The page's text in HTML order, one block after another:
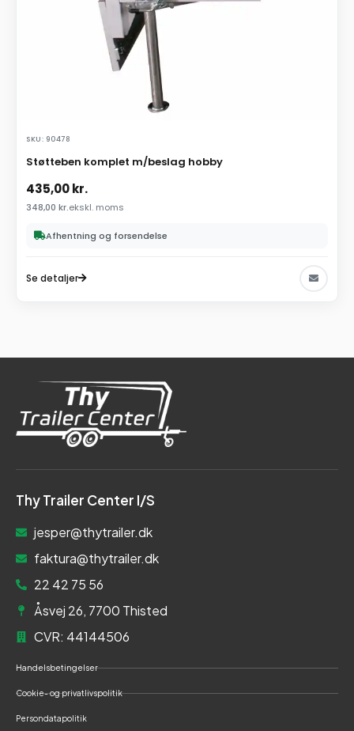
SKU: 90478
Støtteben komplet m/beslag hobby
435,00kr.
348,00 kr.ekskl. moms
Afhentning og forsendelse
Se detaljer
Thy Trailer Center I/S
jesper@thytrailer.dk
faktura@thytrailer.dk
22 42 75 56
Åsvej 26, 7700 Thisted
CVR: 44144506
Handelsbetingelser
Cookie- og privatlivspolitik
Persondatapolitik